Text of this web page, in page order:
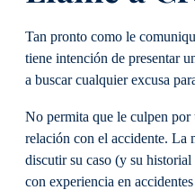
Tan pronto como le
tiene intención de presentar
a buscar cualquier excusa
No permita que le culpen
relación con el accidente. La
discutir su caso (y su
con experiencia en